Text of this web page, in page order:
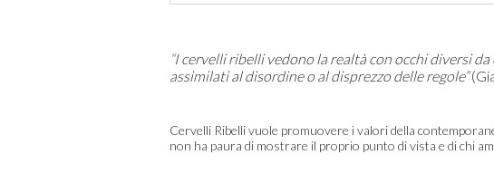
“I cervelli ribelli vedono la realtà con occhi diversi da
assimilati al disordine o al disprezzo delle regole”
Cervelli Ribelli vuole promuovere i valori della
non ha paura di mostrare il proprio punto di vista e di chi